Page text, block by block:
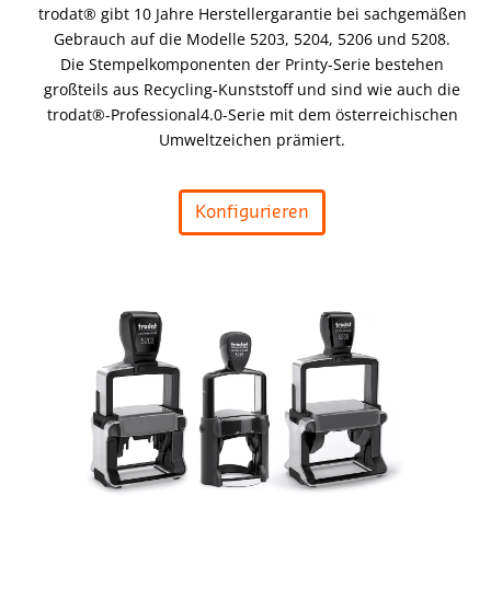
trodat® gibt 10 Jahre Herstellergarantie bei sachgemäßen
Gebrauch auf die Modelle 5203, 5204, 5206 und 5208.
Die Stempelkomponenten der Printy-Serie bestehen
großteils aus Recycling-Kunststoff und sind wie auch die
trodat®-Professional4.0-Serie mit dem österreichischen
Umweltzeichen prämiert.
Konfigurieren